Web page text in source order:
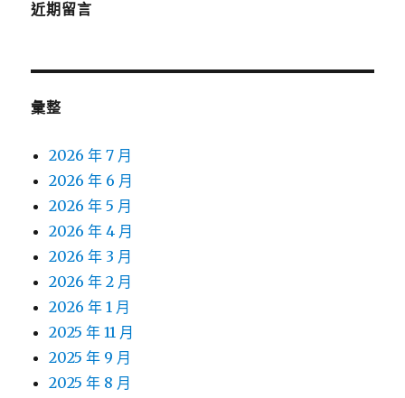
近期留言
彙整
2026 年 7 月
2026 年 6 月
2026 年 5 月
2026 年 4 月
2026 年 3 月
2026 年 2 月
2026 年 1 月
2025 年 11 月
2025 年 9 月
2025 年 8 月